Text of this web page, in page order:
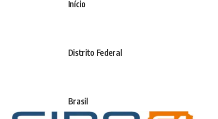
Início
Distrito Federal
Brasil